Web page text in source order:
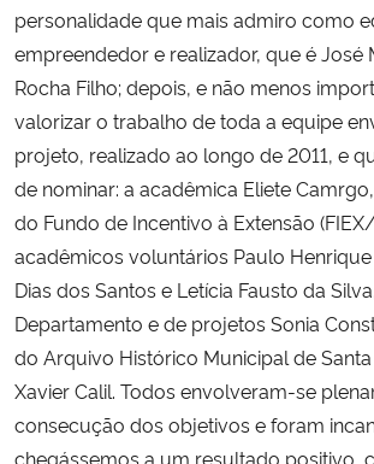
personalidade que mais admiro como
empreendedor e realizador, que é José
Rocha Filho; depois, e não menos
valorizar o trabalho de toda a equipe
projeto, realizado ao longo de 2011, e
de nominar: a acadêmica Eliete
do Fundo de Incentivo à Extensão
acadêmicos voluntários Paulo Henrique
Dias dos Santos e Letícia Fausto da
Departamento e de projetos Sonia
do Arquivo Histórico Municipal de
Xavier Calil. Todos envolveram-se
consecução dos objetivos e foram
chegássemos a um resultado positivo,